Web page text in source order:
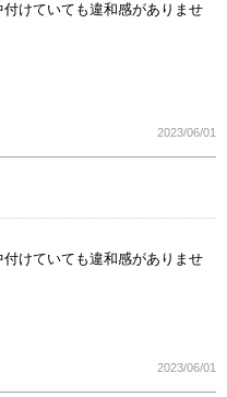
けていても違和感がありませ
2023/06/01
けていても違和感がありませ
2023/06/01